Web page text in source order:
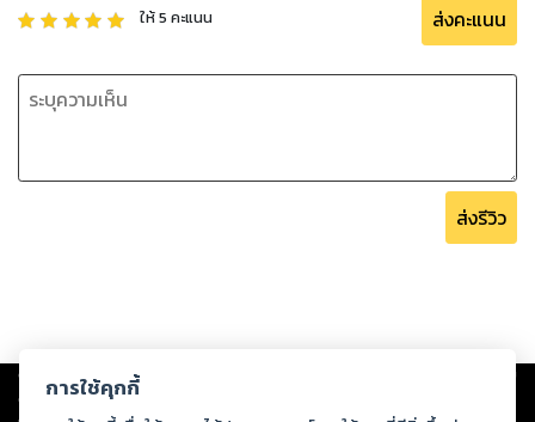
ให้5 คะแนน ส่งคะแนน
ส่งรีวิว
Copyright © 2026
ต่อผลงานหรือเนื้อหาใดที่อัปโหลดผ่านเว็บไซต์และปรากฏว่าละเมิดสิทธิใน
การใช้คุกกี้